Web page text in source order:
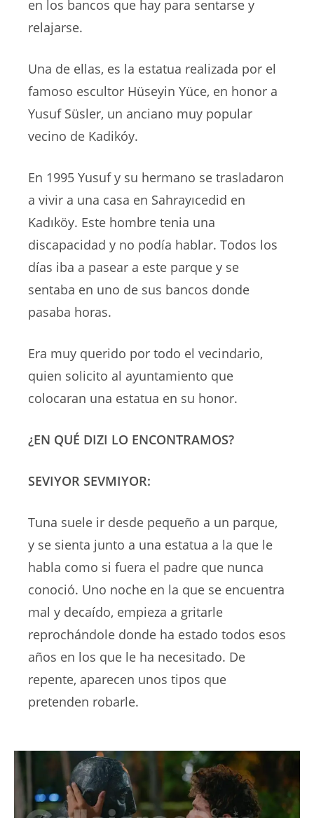
en los bancos que hay para sentarse y
relajarse.
Una de ellas, es la estatua realizada por el
famoso escultor Hüseyin Yüce, en honor a
Yusuf Süsler, un anciano muy popular
vecino de Kadikóy.
En 1995 Yusuf y su hermano se trasladaron
a vivir a una casa en Sahrayıcedid en
Kadıköy. Este hombre tenia una
discapacidad y no podía hablar. Todos los
días iba a pasear a este parque y se
sentaba en uno de sus bancos donde
pasaba horas.
Era muy querido por todo el vecindario,
quien solicito al ayuntamiento que
colocaran una estatua en su honor.
¿EN QUÉ DIZI LO ENCONTRAMOS?
SEVIYOR SEVMIYOR:
Tuna suele ir desde pequeño a un parque,
y se sienta junto a una estatua a la que le
habla como si fuera el padre que nunca
conoció. Uno noche en la que se encuentra
mal y decaído, empieza a gritarle
reprochándole donde ha estado todos esos
años en los que le ha necesitado. De
repente, aparecen unos tipos que
pretenden robarle.